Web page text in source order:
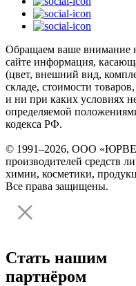
Обращаем ваше внимание
сайте информация,
(цвет, внешний вид,
складе, стоимости
и ни при каких условиях
определяемой
кодекса РФ.
© 1991–2026, ООО
производителей средств
химии, косметики,
Все права защищены.
Стать нашим
партнёром